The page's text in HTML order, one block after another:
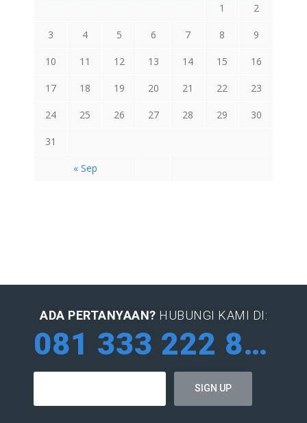
« Sep
1 2
3 4 5 6 7 8 9
10 11 12 13 14 15 16
17 18 19 20 21 22 23
24 25 26 27 28 29 30
31
ADA PERTANYAAN? HUBUNGI KAMI DI:
081 333 222 884